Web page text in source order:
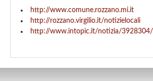
http://www.comune.rozzano.mi.it
http://rozzano.virgilio.it/notizielocali
http://www.intopic.it/notizia/3928304/